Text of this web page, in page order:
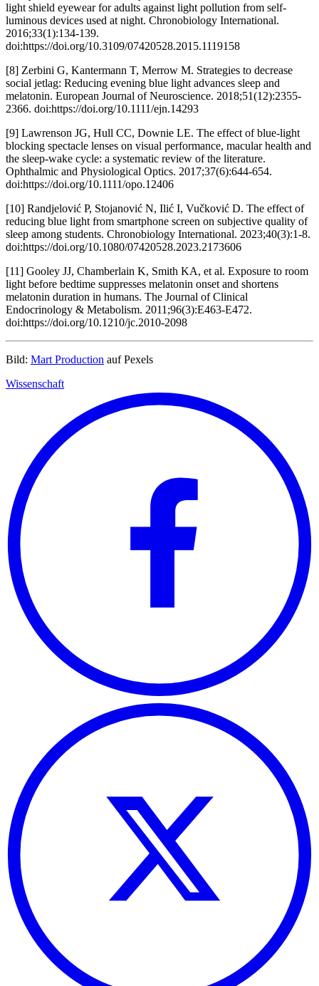
light shield eyewear for adults against light pollution from self-
luminous devices used at night. Chronobiology International.
2016;33(1):134-139.
doi:https://doi.org/10.3109/07420528.2015.1119158
[8] Zerbini G, Kantermann T, Merrow M. Strategies to decrease
social jetlag: Reducing evening blue light advances sleep and
melatonin. European Journal of Neuroscience. 2018;51(12):2355-
2366. doi:https://doi.org/10.1111/ejn.14293
[9] Lawrenson JG, Hull CC, Downie LE. The effect of blue-light
blocking spectacle lenses on visual performance, macular health and
the sleep-wake cycle: a systematic review of the literature.
Ophthalmic and Physiological Optics. 2017;37(6):644-654.
doi:https://doi.org/10.1111/opo.12406
[10] Randjelović P, Stojanović N, Ilić I, Vučković D. The effect of
reducing blue light from smartphone screen on subjective quality of
sleep among students. Chronobiology International. 2023;40(3):1-8.
doi:https://doi.org/10.1080/07420528.2023.2173606
[11] Gooley JJ, Chamberlain K, Smith KA, et al. Exposure to room
light before bedtime suppresses melatonin onset and shortens
melatonin duration in humans. The Journal of Clinical
Endocrinology & Metabolism. 2011;96(3):E463-E472.
doi:https://doi.org/10.1210/jc.2010-2098
Bild: Mart Production auf Pexels
Wissenschaft